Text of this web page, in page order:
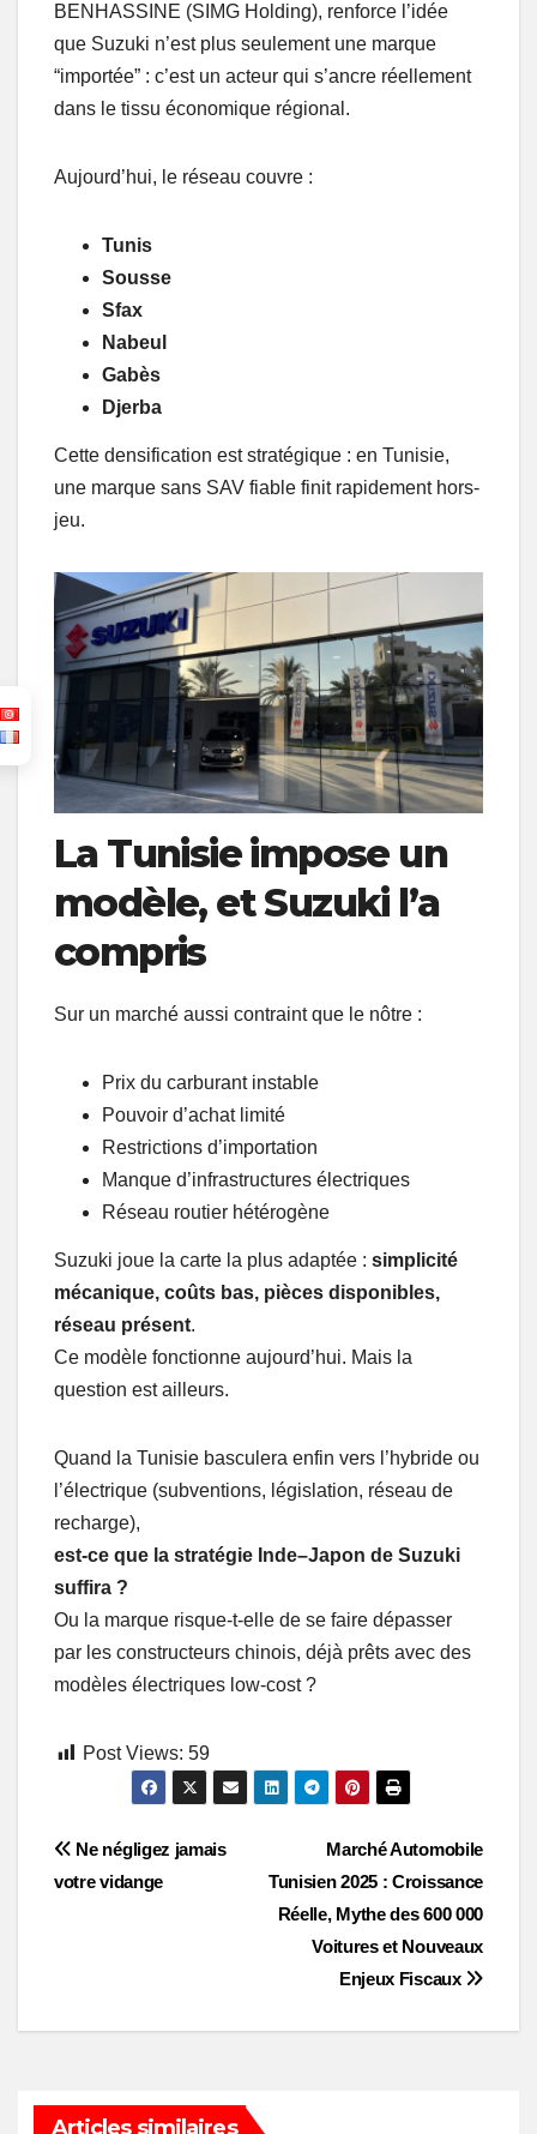
BENHASSINE (SIMG Holding), renforce l’idée
que Suzuki n’est plus seulement une marque
“importée” : c’est un acteur qui s’ancre réellement
dans le tissu économique régional.
Aujourd’hui, le réseau couvre :
Tunis
Sousse
Sfax
Nabeul
Gabès
Djerba
Cette densification est stratégique : en Tunisie,
une marque sans SAV fiable finit rapidement hors-
jeu.
La Tunisie impose un
modèle, et Suzuki l’a
compris
Sur un marché aussi contraint que le nôtre :
Prix du carburant instable
Pouvoir d’achat limité
Restrictions d’importation
Manque d’infrastructures électriques
Réseau routier hétérogène
Suzuki joue la carte la plus adaptée : simplicité
mécanique, coûts bas, pièces disponibles,
réseau présent.
Ce modèle fonctionne aujourd’hui. Mais la
question est ailleurs.
Quand la Tunisie basculera enfin vers l’hybride ou
l’électrique (subventions, législation, réseau de
recharge),
est-ce que la stratégie Inde–Japon de Suzuki
suffira ?
Ou la marque risque-t-elle de se faire dépasser
par les constructeurs chinois, déjà prêts avec des
modèles électriques low-cost ?
Post Views: 59
Post
navigation
Marché Automobile
Tunisien 2025 : Croissance
Réelle, Mythe des 600 000
Voitures et Nouveaux
Enjeux Fiscaux
Ne négligez jamais
votre vidange
Articles similaires